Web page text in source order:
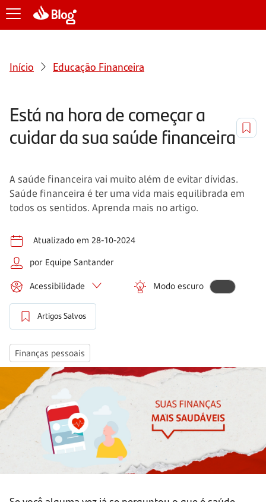
Início Educação Financeira
Está na hora de começar a
cuidar da sua saúde financeira
A saúde financeira vai muito além de evitar dívidas.
Saúde financeira é ter uma vida mais equilibrada em
todos os sentidos. Aprenda mais no artigo.
Atualizado em 28-10-2024
por Equipe Santander
Acessibilidade Modo escuro
Artigos Salvos
Finanças pessoais